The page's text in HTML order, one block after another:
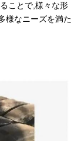
ことで,様々な形
様なニーズを満た